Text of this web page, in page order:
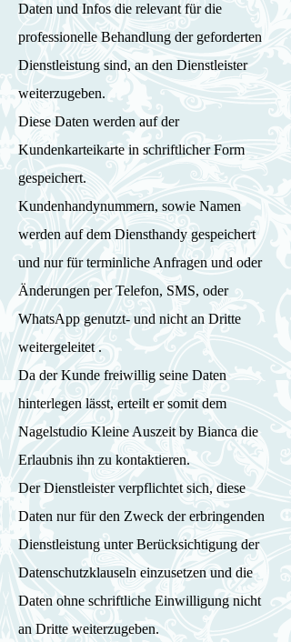
Daten und Infos die relevant für die
professionelle Behandlung der geforderten
Dienstleistung sind, an den Dienstleister
weiterzugeben.
Diese Daten werden auf der
Kundenkarteikarte in schriftlicher Form
gespeichert.
Kundenhandynummern, sowie Namen
werden auf dem Diensthandy gespeichert
und nur für terminliche Anfragen und oder
Änderungen per Telefon, SMS, oder
WhatsApp genutzt- und nicht an Dritte
weitergeleitet .
Da der Kunde freiwillig seine Daten
hinterlegen lässt, erteilt er somit dem
Nagelstudio Kleine Auszeit by Bianca die
Erlaubnis ihn zu kontaktieren.
Der Dienstleister verpflichtet sich, diese
Daten nur für den Zweck der erbringenden
Dienstleistung unter Berücksichtigung der
Datenschutzklauseln einzusetzen und die
Daten ohne schriftliche Einwilligung nicht
an Dritte weiterzugeben.